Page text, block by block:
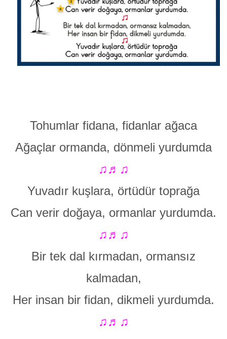
Tohumlar fidana, fidanlar ağaca
Ağaçlar ormanda, dönmeli yurdumda
♫♬♫
Yuvadır kuşlara, örtüdür toprağa
Can verir doğaya, ormanlar yurdumda.
♫♬♫
Bir tek dal kırmadan, ormansız
kalmadan,
Her insan bir fidan, dikmeli yurdumda.
♫♬♫